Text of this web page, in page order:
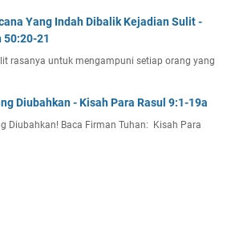
Yang Indah Dibalik Kejadian Sulit -
50:20-21
rasanya untuk mengampuni setiap orang yang
Diubahkan - Kisah Para Rasul 9:1-19a
Diubahkan! Baca Firman Tuhan: Kisah Para